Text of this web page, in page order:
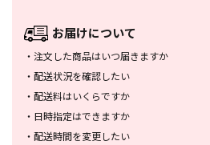
お届けについて
・ 注文した商品はいつ届きますか
・ 配送状況を確認したい
・ 配送料はいくらですか
・ 日時指定はできますか
・ 配送時間を変更したい